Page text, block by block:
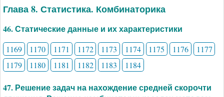
Глава 8. Статистика. Комбинаторика
46. Статические данные и их характеристики
1169 1170 1171 1172 1173 1174 1175 1176
1177
1179
1180 1181 1182 1183 1184
47. Решение задач на нахождение средней скорочти